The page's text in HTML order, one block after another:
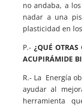
no andaba, a
nadar a una
plasticidad en
P.- ¿QUÉ
ACUPIRÁMIDE
R.- La Energía
ayudar al
herramienta